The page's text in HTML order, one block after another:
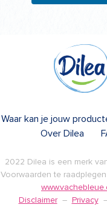
Waar kan je jouw
Over Dilea
2022 Dilea is een merk
Voorwaarden te
Disclaimer– Privacy